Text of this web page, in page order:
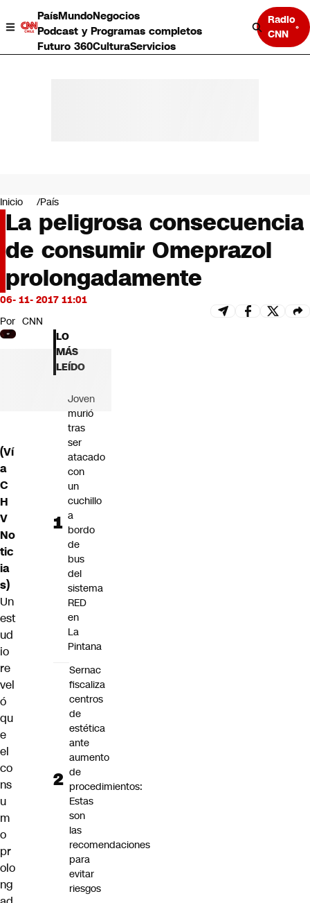
PaísMundoNegocios
Podcast y Programas completos
Futuro 360CulturaServicios
Radio
CNN
Negocios
Deportes
Programas completos
Cultura
Servicios
Bits
CNN tiempo
Futuro 360
Opinión
Inicio País
La peligrosa consecuencia
de consumir Omeprazol
prolongadamente
06- 11- 2017 11:01
Por CNN
(Ví
a
C
H
V
No
tic
ia
s)
Un
est
ud
io
re
vel
ó
qu
e
el
co
ns
u
m
o
pr
olo
ng
LO
MÁS
LEÍDO
Joven
murió
tras
ser
atacado
con
un
cuchillo
a
bordo
de
bus
del
sistema
RED
en
La
Pintana
Sernac
fiscaliza
centros
de
estética
ante
aumento
de
procedimientos:
Estas
son
las
recomendaciones
para
evitar
riesgos